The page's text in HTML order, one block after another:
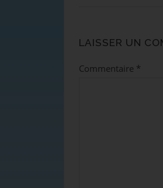
LAISSER UN
Commentaire *